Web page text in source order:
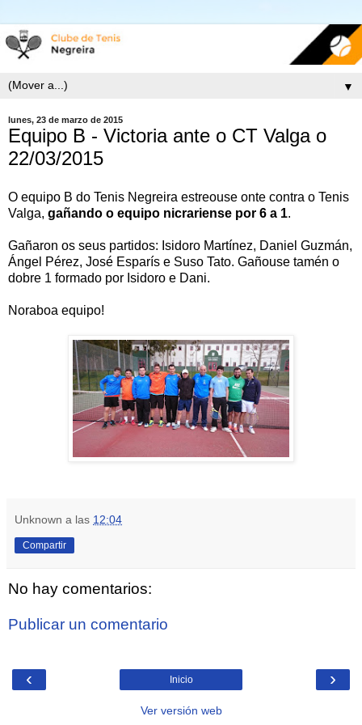
▼
lunes, 23 de marzo de 2015
Equipo B - Victoria ante o CT Valga o
22/03/2015
O equipo B do Tenis Negreira estreouse onte contra o Tenis
Valga, gañando o equipo nicrariense por 6 a 1.
Gañaron os seus partidos: Isidoro Martínez, Daniel Guzmán,
Ángel Pérez, José Esparís e Suso Tato. Gañouse tamén o
dobre 1 formado por Isidoro e Dani.
Noraboa equipo!
Unknown a las 12:04
Compartir
No hay comentarios:
Publicar un comentario
‹ ›
Inicio
Ver versión web